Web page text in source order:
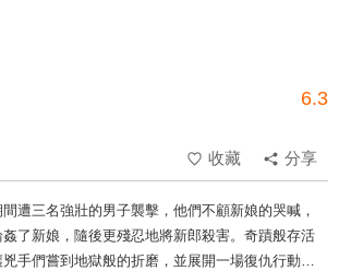
6.3
收藏
分享
遭三名強壯的男子襲擊，他們不顧新娘的哭喊，
了新娘，隨後更殘忍地將新郎殺害。奇蹟般存活
手們嘗到地獄般的折磨，並展開一場復仇行動…